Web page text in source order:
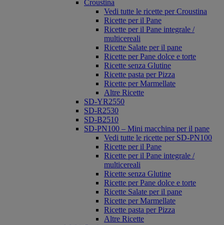
Croustina
Vedi tutte le ricette per Croustina
Ricette per il Pane
Ricette per il Pane integrale /
multicereali
Ricette Salate per il pane
Ricette per Pane dolce e torte
Ricette senza Glutine
Ricette pasta per Pizza
Ricette per Marmellate
Altre Ricette
SD-YR2550
SD-R2530
SD-B2510
SD-PN100 – Mini macchina per il pane
Vedi tutte le ricette per SD-PN100
Ricette per il Pane
Ricette per il Pane integrale /
multicereali
Ricette senza Glutine
Ricette per Pane dolce e torte
Ricette Salate per il pane
Ricette per Marmellate
Ricette pasta per Pizza
Altre Ricette